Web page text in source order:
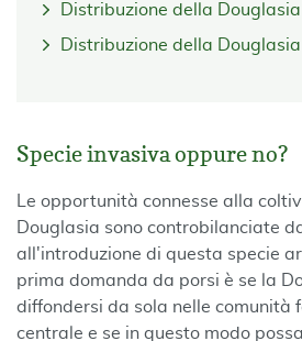
Distribuzione della
Distribuzione della
Specie invasiva oppure no?
Le opportunità connesse alla
Douglasia sono controbilanciate
all'introduzione di questa specie
prima domanda da porsi è se la
diffondersi da sola nelle comunità
centrale e se in questo modo